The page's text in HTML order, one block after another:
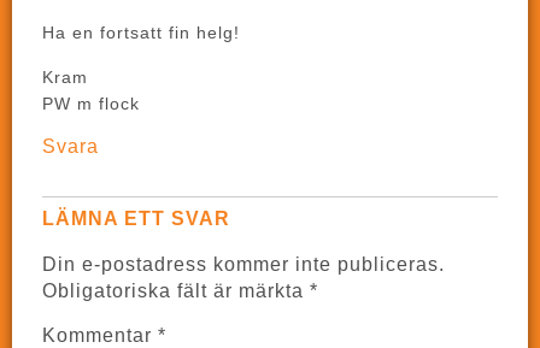
Ha en fortsatt fin helg!
Kram
PW m flock
Svara
LÄMNA ETT SVAR
Din e-postadress kommer inte publiceras.
Obligatoriska fält är märkta*
Kommentar*